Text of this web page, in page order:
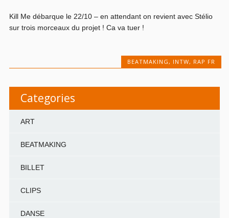
Kill Me débarque le 22/10 – en attendant on revient avec Stélio
sur trois morceaux du projet ! Ca va tuer !
BEATMAKING, INTW, RAP FR
Categories
ART
BEATMAKING
BILLET
CLIPS
DANSE